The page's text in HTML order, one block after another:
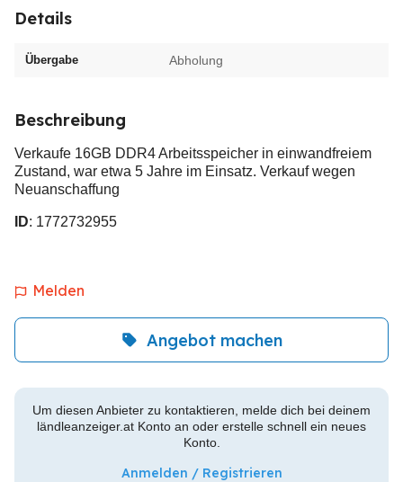
Details
Übergabe Abholung
Beschreibung
Verkaufe 16GB DDR4 Arbeitsspeicher in einwandfreiem
Zustand, war etwa 5 Jahre im Einsatz. Verkauf wegen
Neuanschaffung
ID: 1772732955
Melden
Angebot machen
Um diesen Anbieter zu kontaktieren, melde dich bei deinem
ländleanzeiger.at Konto an oder erstelle schnell ein neues
Konto.
Anmelden / Registrieren